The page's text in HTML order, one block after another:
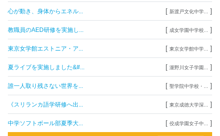
心が動き、身体からエネル... [ 新渡戸文化中学... ]
教職員のAED研修を実施し... [ 成女学園中学校... ]
東京女学館エストニア・ア... [ 東京女学館中学... ]
夏ライブを実施しました&#... [ 瀧野川女子学園... ]
誰一人取り残さない世界を... [ 聖学院中学校・... ]
《スリランカ語学研修へ出... [ 東京成徳大学深... ]
中学ソフトボール部夏季大... [ 佼成学園女子中... ]